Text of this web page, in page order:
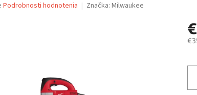
Podrobnosti hodnotenia Značka: Milwaukee